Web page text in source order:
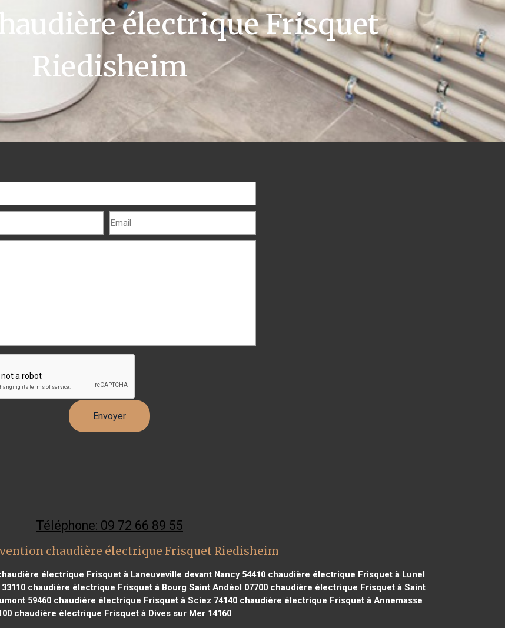
électrique Frisquet
Riedisheim
Téléphone: 09 72 66 89 55
chaudière électrique Frisquet Riedisheim
électrique Frisquet à Laneuveville devant Nancy 54410 chaudière électrique Frisquet à Lunel
chaudière électrique Frisquet à Bourg Saint Andéol 07700 chaudière électrique Frisquet à Saint
59460chaudière électrique Frisquet à Sciez 74140chaudière électrique Frisquet à Annemasse
chaudière électrique Frisquet à Dives sur Mer 14160